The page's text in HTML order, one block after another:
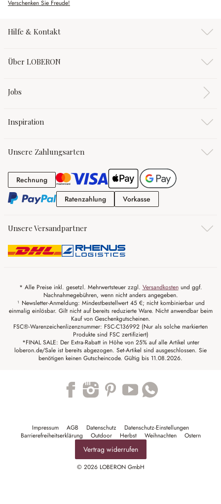
Verschenken Sie Freude!
Hilfe & Kontakt
Über LOBERON
Jobs
Inspiration
Unsere Zahlungsarten
RechnungRechnung
RatenzahlungRatenzahlung
Vorkasse
Unsere Versandpartner
* Alle Preise inkl. gesetzl. Mehrwertsteuer zzgl. Versandkostenund ggf.
Nachnahmegebühren, wenn nicht anders angegeben.
¹ Newsletter-Anmeldung: Mindestbestellwert 45 €; nicht kombinierbar und
einmalig einlösbar. Gilt nicht auf bereits reduzierte Ware. Nicht anwendbar beim
Kauf von Geschenkgutscheinen.
FSC®-Warenzeichenlizenznummer: FSC-C136992 (Nur als solche markierten
Produkte sind FSC zertifiziert)
*FINAL SALE: Der Extra-Rabatt in Höhe von 25% auf alle Artikel unter
loberon.de/Sale ist bereits abgezogen. Set-Artikel sind ausgeschlossen. Sie
benötigen keinen Gutscheincode. Gültig bis 11.08.2026.
Impressum AGB Datenschutz
Datenschutz-Einstellungen
Barrierefreiheitserklärung
Outdoor Herbst Weihnachten Ostern
Vertrag widerrufen
© 2026 LOBERON GmbH